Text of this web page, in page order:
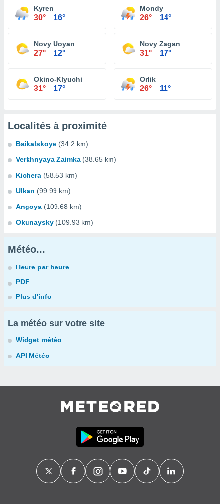
Kyren
30° 16°
Mondy
26° 14°
Novy Uoyan
27° 12°
Novy Zagan
31° 17°
Okino-Klyuchi
31° 17°
Orlik
26° 11°
Localités à proximité
Baikalskoye (34.2 km)
Verkhnyaya Zaimka (38.65 km)
Kichera (58.53 km)
Ulkan (99.99 km)
Angoya (109.68 km)
Okunaysky (109.93 km)
Météo...
Heure par heure
PDF
Plus d'info
La météo sur votre site
Widget météo
API Météo